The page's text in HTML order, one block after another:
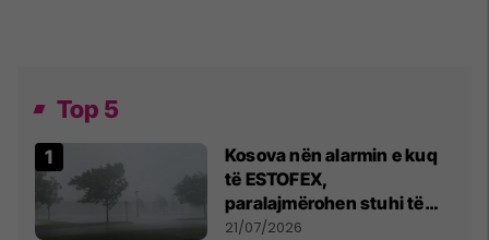
Top 5
Kosova nën alarmin e kuq
të ESTOFEX,
paralajmërohen stuhi të
fuqishme me breshër dhe
21/07/2026